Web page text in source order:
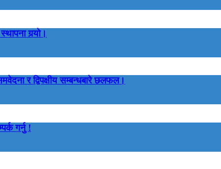
गर्‍यो।
र द्विपक्षीय सम्बन्धबारे छलफल।
गर्नु !